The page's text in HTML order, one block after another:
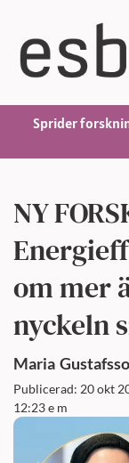
Sprider
NY
om mer
nyckeln
Maria
Publicerad: 20 okt
12:23 e m